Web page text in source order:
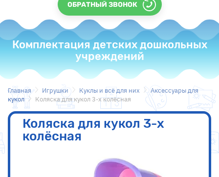
ОБРАТНЫЙ ЗВОНОК
Комплектация детских дошкольных
учреждений
Главная Игрушки Куклы и всё для них
Аксесcуары для
кукол
Коляска для кукол 3-х колёсная
Коляска для кукол 3-х
колёсная